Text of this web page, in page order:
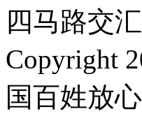
四马路交汇
Copyright
国百姓放